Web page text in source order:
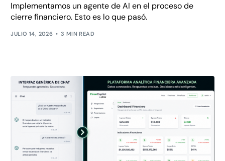
Implementamos un agente de AI en el proceso de
cierre financiero. Esto es lo que pasó.
JULIO 14, 2026 3 MIN READ